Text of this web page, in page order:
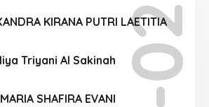
KIRANA PUTRI LAETITIA
Triyani Al Sakinah
SHAFIRA EVANI